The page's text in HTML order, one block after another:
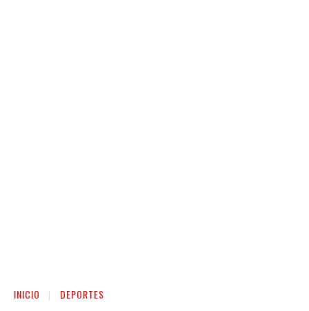
INICIO DEPORTES